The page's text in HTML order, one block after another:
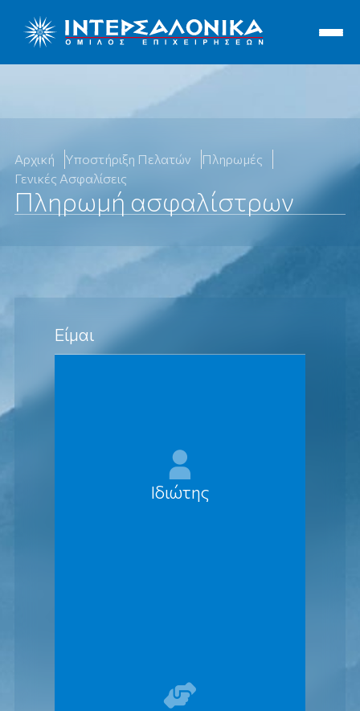
Ιντερσαλόνικα
Αρχική Υποστήριξη Πελατών
Πληρωμές
Γενικές Ασφαλίσεις
Πληρωμή ασφαλίστρων
Είμαι
Ιδιώτης